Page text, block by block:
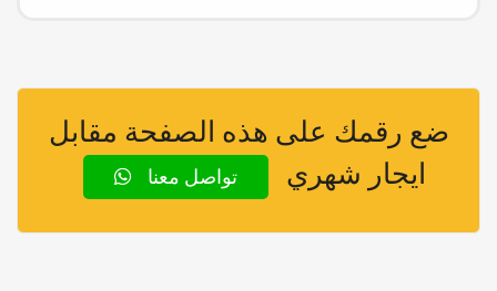
ضع رقمك على هذه الصفحة مقابل
ايجار شهري
تواصل معنا